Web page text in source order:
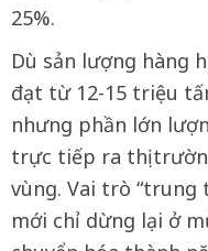
25%.
Dù sản lượng hàng
đạt từ 12-15 triệu
nhưng phần lớn
trực tiếp ra thị
vùng. Vai trò “trung
mới chỉ dừng lại ở